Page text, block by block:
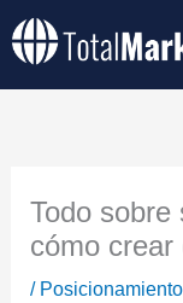
al
Todo
cómo crear
/